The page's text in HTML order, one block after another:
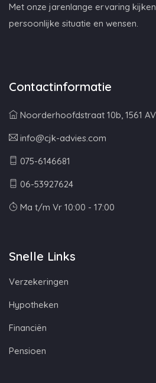
Met onze jarenlange ervaring
persoonlijke situatie en wensen.
Contactinformatie
Noorderhoofdstraat 10b, 1561
info@cjk-advies.com
075-6146681
06-53927624
Ma t/m Vr 10:00 - 17:00
Snelle Links
Verzekeringen
Hypotheken
Financiën
Pensioen